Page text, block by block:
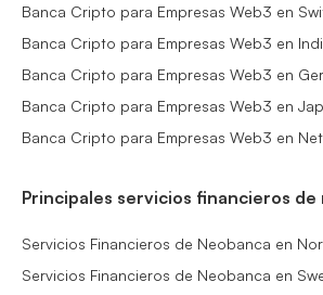
Banca Cripto para Empresas Web3 en
Banca Cripto para Empresas Web3 en
Banca Cripto para Empresas Web3 en
Banca Cripto para Empresas Web3 en
Banca Cripto para Empresas Web3 en
Principales servicios financieros de
Servicios Financieros de Neobanca en
Servicios Financieros de Neobanca en